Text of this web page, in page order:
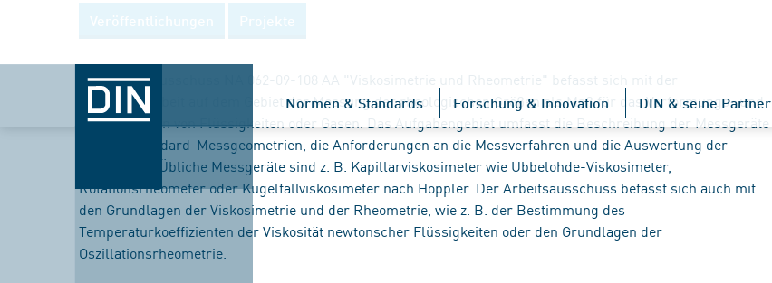
Normen & Standards Forschung & Innovation DIN & seine Partner
Veröffentlichungen Projekte
Der Arbeitsausschuss NA 062-09-108 AA "Viskosimetrie und Rheometrie" befasst sich mit der
Normungsarbeit auf dem Gebiet der Messung der rheologischen Größen als Maß für das Verformungs- und
Fließverhalten von Flüssigkeiten oder Gasen. Das Aufgabengebiet umfasst die Beschreibung der Messgeräte
und der Standard-Messgeometrien, die Anforderungen an die Messverfahren und die Auswertung der
Ergebnisse. Übliche Messgeräte sind z. B. Kapillarviskosimeter wie Ubbelohde-Viskosimeter,
Rotationsrheometer oder Kugelfallviskosimeter nach Höppler. Der Arbeitsausschuss befasst sich auch mit
den Grundlagen der Viskosimetrie und der Rheometrie, wie z. B. der Bestimmung des
Temperaturkoeffizienten der Viskosität newtonscher Flüssigkeiten oder den Grundlagen der
Oszillationsrheometrie.